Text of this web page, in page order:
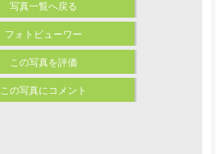
写真一覧へ戻る
フォトビューワー
この写真を評価
この写真にコメント